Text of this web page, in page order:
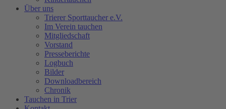
Über uns
Trierer Sporttaucher e.V.
Im Verein tauchen
Mitgliedschaft
Vorstand
Presseberichte
Logbuch
Bilder
Downloadbereich
Chronik
Tauchen in Trier